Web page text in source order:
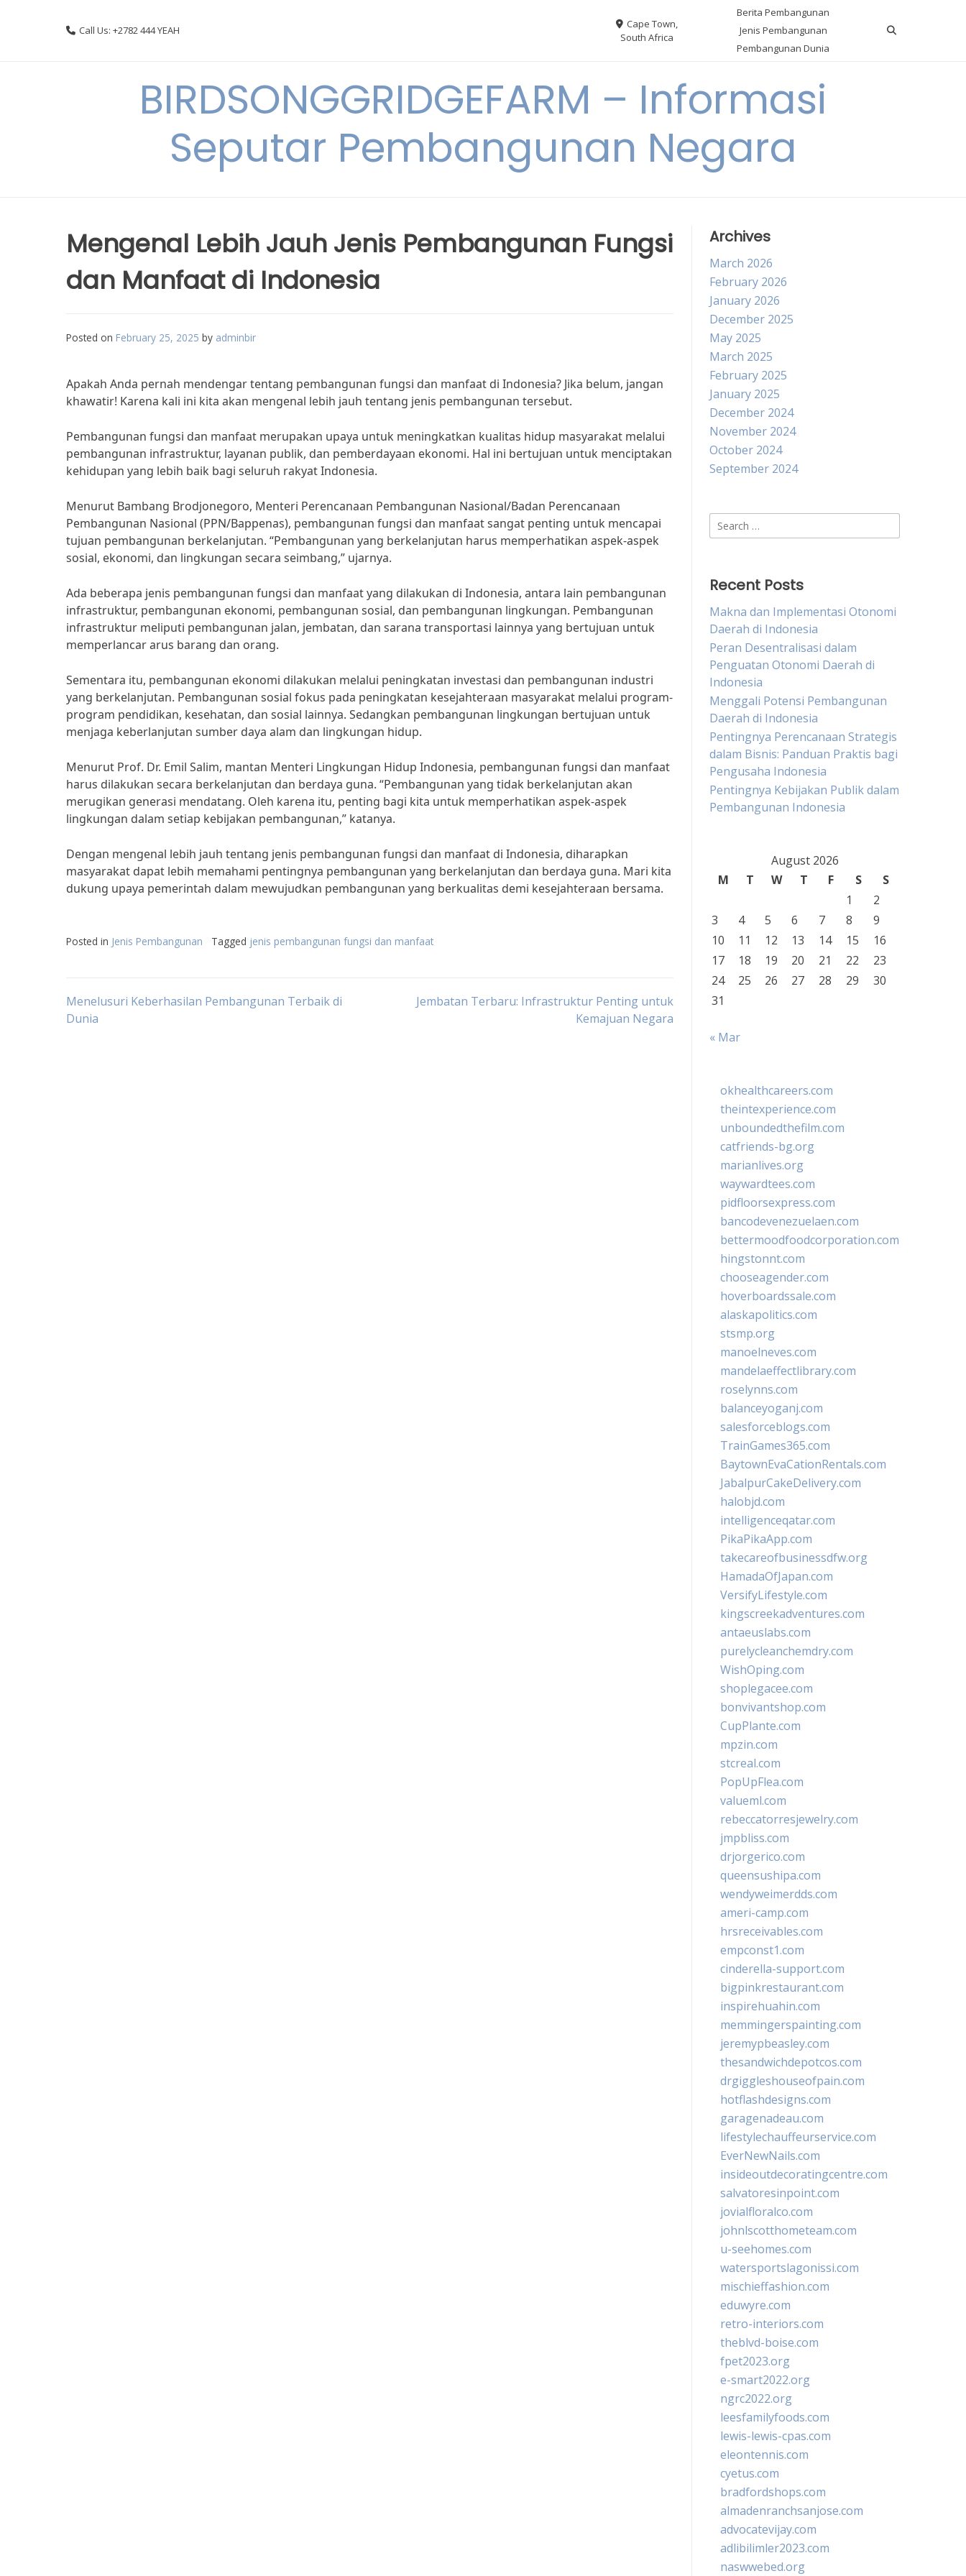
Call Us: +2782 444 YEAH
Cape Town,
South Africa
Berita Pembangunan
Jenis Pembangunan
Pembangunan Dunia
BIRDSONGGRIDGEFARM – Informasi
Seputar Pembangunan Negara
Mengenal Lebih Jauh Jenis Pembangunan Fungsi
dan Manfaat di Indonesia
Posted on February 25, 2025 by adminbir
Apakah Anda pernah mendengar tentang pembangunan fungsi dan manfaat di Indonesia? Jika belum, jangan
khawatir! Karena kali ini kita akan mengenal lebih jauh tentang jenis pembangunan tersebut.
Pembangunan fungsi dan manfaat merupakan upaya untuk meningkatkan kualitas hidup masyarakat melalui
pembangunan infrastruktur, layanan publik, dan pemberdayaan ekonomi. Hal ini bertujuan untuk menciptakan
kehidupan yang lebih baik bagi seluruh rakyat Indonesia.
Menurut Bambang Brodjonegoro, Menteri Perencanaan Pembangunan Nasional/Badan Perencanaan
Pembangunan Nasional (PPN/Bappenas), pembangunan fungsi dan manfaat sangat penting untuk mencapai
tujuan pembangunan berkelanjutan. “Pembangunan yang berkelanjutan harus memperhatikan aspek-aspek
sosial, ekonomi, dan lingkungan secara seimbang,” ujarnya.
Ada beberapa jenis pembangunan fungsi dan manfaat yang dilakukan di Indonesia, antara lain pembangunan
infrastruktur, pembangunan ekonomi, pembangunan sosial, dan pembangunan lingkungan. Pembangunan
infrastruktur meliputi pembangunan jalan, jembatan, dan sarana transportasi lainnya yang bertujuan untuk
memperlancar arus barang dan orang.
Sementara itu, pembangunan ekonomi dilakukan melalui peningkatan investasi dan pembangunan industri
yang berkelanjutan. Pembangunan sosial fokus pada peningkatan kesejahteraan masyarakat melalui program-
program pendidikan, kesehatan, dan sosial lainnya. Sedangkan pembangunan lingkungan bertujuan untuk
menjaga keberlanjutan sumber daya alam dan lingkungan hidup.
Menurut Prof. Dr. Emil Salim, mantan Menteri Lingkungan Hidup Indonesia, pembangunan fungsi dan manfaat
harus dilakukan secara berkelanjutan dan berdaya guna. “Pembangunan yang tidak berkelanjutan akan
merugikan generasi mendatang. Oleh karena itu, penting bagi kita untuk memperhatikan aspek-aspek
lingkungan dalam setiap kebijakan pembangunan,” katanya.
Dengan mengenal lebih jauh tentang jenis pembangunan fungsi dan manfaat di Indonesia, diharapkan
masyarakat dapat lebih memahami pentingnya pembangunan yang berkelanjutan dan berdaya guna. Mari kita
dukung upaya pemerintah dalam mewujudkan pembangunan yang berkualitas demi kesejahteraan bersama.
Posted in Jenis Pembangunan Tagged jenis pembangunan fungsi dan manfaat
Post
Menelusuri Keberhasilan Pembangunan Terbaik di
Dunia
Jembatan Terbaru: Infrastruktur Penting untuk
Kemajuan Negara
Archives
March 2026
February 2026
January 2026
December 2025
May 2025
March 2025
February 2025
January 2025
December 2024
November 2024
October 2024
September 2024
Search
for:
Recent Posts
Makna dan Implementasi Otonomi
Daerah di Indonesia
Peran Desentralisasi dalam
Penguatan Otonomi Daerah di
Indonesia
Menggali Potensi Pembangunan
Daerah di Indonesia
Pentingnya Perencanaan Strategis
dalam Bisnis: Panduan Praktis bagi
Pengusaha Indonesia
Pentingnya Kebijakan Publik dalam
Pembangunan Indonesia
August 2026
M
T W T F S
S
1
2
3
4 5 6 7 8
9
10
11 12 13 14 15
16
17
18 19 20 21 22
23
24
25 26 27 28 29
30
31
« Mar
okhealthcareers.com
theintexperience.com
unboundedthefilm.com
catfriends-bg.org
marianlives.org
waywardtees.com
pidfloorsexpress.com
bancodevenezuelaen.com
bettermoodfoodcorporation.com
hingstonnt.com
chooseagender.com
hoverboardssale.com
alaskapolitics.com
stsmp.org
manoelneves.com
mandelaeffectlibrary.com
roselynns.com
balanceyoganj.com
salesforceblogs.com
TrainGames365.com
BaytownEvaCationRentals.com
JabalpurCakeDelivery.com
halobjd.com
intelligenceqatar.com
PikaPikaApp.com
takecareofbusinessdfw.org
HamadaOfJapan.com
VersifyLifestyle.com
kingscreekadventures.com
antaeuslabs.com
purelycleanchemdry.com
WishOping.com
shoplegacee.com
bonvivantshop.com
CupPlante.com
mpzin.com
stcreal.com
PopUpFlea.com
valueml.com
rebeccatorresjewelry.com
jmpbliss.com
drjorgerico.com
queensushipa.com
wendyweimerdds.com
ameri-camp.com
hrsreceivables.com
empconst1.com
cinderella-support.com
bigpinkrestaurant.com
inspirehuahin.com
memmingerspainting.com
jeremypbeasley.com
thesandwichdepotcos.com
drgiggleshouseofpain.com
hotflashdesigns.com
garagenadeau.com
lifestylechauffeurservice.com
EverNewNails.com
insideoutdecoratingcentre.com
salvatoresinpoint.com
jovialfloralco.com
johnlscotthometeam.com
u-seehomes.com
watersportslagonissi.com
mischieffashion.com
eduwyre.com
retro-interiors.com
theblvd-boise.com
fpet2023.org
e-smart2022.org
ngrc2022.org
leesfamilyfoods.com
lewis-lewis-cpas.com
eleontennis.com
cyetus.com
bradfordshops.com
almadenranchsanjose.com
advocatevijay.com
adlibilimler2023.com
naswwebed.org